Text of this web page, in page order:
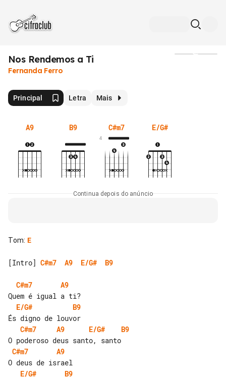
Nos Rendemos a Ti
Fernanda Ferro
Principal Letra Mais
A9 B9 C#m7
4
E/G#
Continua depois do anúncio
Tom: E
[Intro] C#m7 A9 E/G# B9
C#m7
A9
E/G#
B9
C#m7
A9 E/G#
B9
C#m7
A9
E/G#
B9